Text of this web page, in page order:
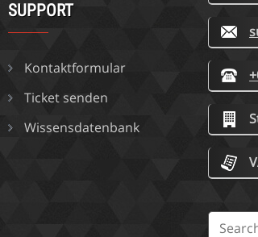
SUPPORT
Kontaktformular
Ticket senden
Wissensdatenbank